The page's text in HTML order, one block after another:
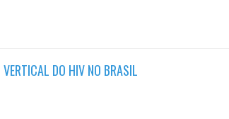
VERTICAL DO HIV NO BRASIL